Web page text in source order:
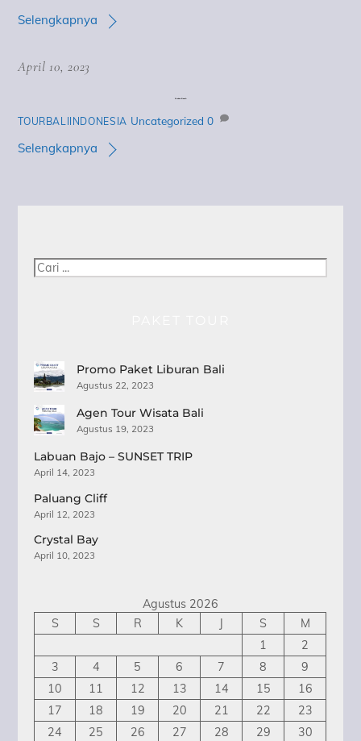
Selengkapnya
April 10, 2023
Broken Beach
TOURBALIINDONESIA Uncategorized 0
Selengkapnya
Cari
Promo Paket Liburan Bali
Agustus 22, 2023
Agen Tour Wisata Bali
Agustus 19, 2023
Labuan Bajo – SUNSET TRIP
April 14, 2023
Paluang Cliff
April 12, 2023
Crystal Bay
April 10, 2023
Agustus 2026
S
S R K J S
M
1
2
3
4 5 6 7 8
9
10
11 12 13 14 15
16
17
18 19 20 21 22
23
24
25 26 27 28 29
30